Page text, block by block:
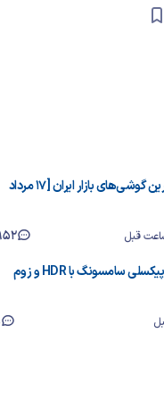
قیمت روز پرفروش‌ترین گوشی‌های بازار ایران [17 مرداد
سنسور جدید ۲۰۰ مگاپیکسلی سامسونگ با HDR و زوم